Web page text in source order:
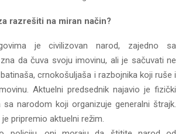
razrešiti na miran način?
je civilizovan narod, zajedno sa
da čuva svoju imovinu, ali je sačuvati ne
crnokošuljaša i razbojnika koji ruše i
Aktuelni predsednik najavio je fizički
sa narodom koji organizuje generalni štrajk.
pripremio aktuelni režim.